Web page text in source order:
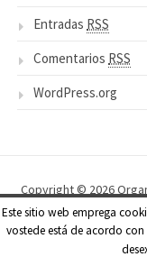
Entradas RSS
Comentarios RSS
WordPress.org
Copyright © 2026
Este sitio web emprega
vostede está de acordo